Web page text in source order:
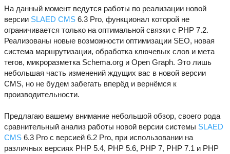
На данный момент ведутся работы по реализации новой
версии SLAED CMS 6.3 Pro, функционал которой не
ограничивается только на оптимальной связки с PHP 7.2.
Реализованы новые возможности оптимизации SEO, новая
система маршрутизации, обработка ключевых слов и мета
тегов, микроразметка Schema.org и Open Graph. Это лишь
небольшая часть изменений ждущих вас в новой версии
CMS, но не будем забегать вперёд и вернёмся к
производительности.
Предлагаю вашему внимание небольшой обзор, своего рода
сравнительный анализ работы новой версии системы SLAED
CMS 6.3 Pro с версией 6.2 Pro, при использовании на
различных версиях PHP 5.4, PHP 5.6, PHP 7, PHP 7.1 и PHP